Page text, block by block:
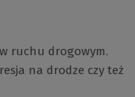
ruchu drogowym.
na drodze czy też